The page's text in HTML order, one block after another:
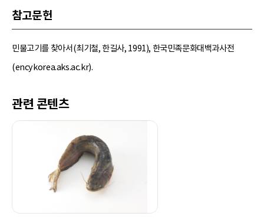
참고문헌
민물고기를 찾아서(최기철, 한길사, 1991), 한국민족문화대백과사전
(encykorea.aks.ac.kr).
관련 콘텐츠